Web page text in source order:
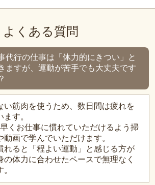
よくある質問
代行の仕事は「体力的にきつい」と
ますが、運動が苦手でも大丈夫です
い筋肉を使うため、数日間は疲れを
す。
くお仕事に慣れていただけるよう掃
動画で学んでいただけます。
れると「程よい運動」と感じる方が
の体力に合わせたペースで無理なく